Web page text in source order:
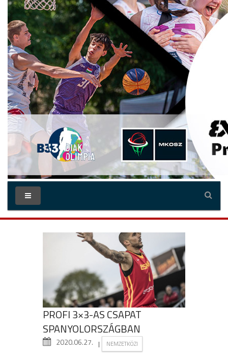
PROFI 3×3-AS CSAPAT
SPANYOLORSZÁGBAN
2020.06.27. | NEMZETKÖZI